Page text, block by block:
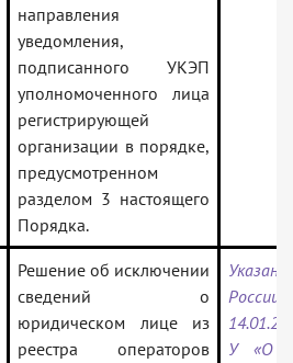
направления
уведомления,
подписанного УКЭП
уполномоченного лица
регистрирующей
организации в порядке,
предусмотренном
разделом 3 настоящего
Порядка.
Решение об исключении
сведений о
юридическом лице из
реестра операторов
У «О